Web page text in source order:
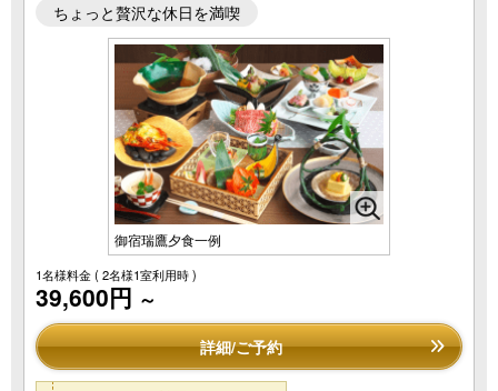
ちょっと贅沢な休日を満喫
御宿瑞鷹夕食一例
1名様料金( 2名様1室利用時 )
39,600円 ～
詳細/ご予約